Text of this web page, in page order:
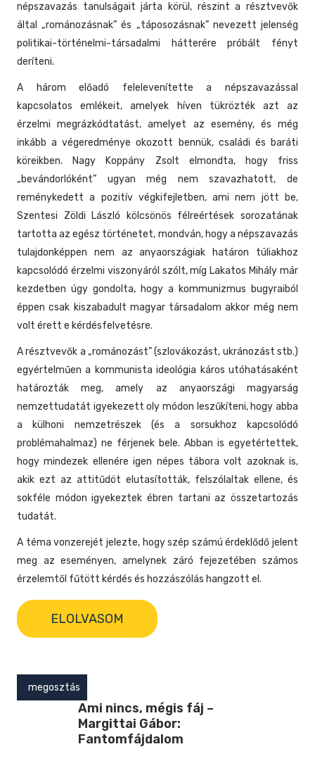
népszavazás tanulságait járta körül, részint a résztvevők
által „románozásnak” és „táposozásnak” nevezett jelenség
politikai-történelmi-társadalmi hátterére próbált fényt
deríteni.
A három előadó felelevenítette a népszavazással
kapcsolatos emlékeit, amelyek híven tükrözték azt az
érzelmi megrázkódtatást, amelyet az esemény, és még
inkább a végeredménye okozott bennük, családi és baráti
köreikben. Nagy Koppány Zsolt elmondta, hogy friss
„bevándorlóként” ugyan még nem szavazhatott, de
reménykedett a pozitív végkifejletben, ami nem jött be,
Szentesi Zöldi László kölcsönös félreértések sorozatának
tartotta az egész történetet, mondván, hogy a népszavazás
tulajdonképpen nem az anyaországiak határon túliakhoz
kapcsolódó érzelmi viszonyáról szólt, míg Lakatos Mihály már
kezdetben úgy gondolta, hogy a kommunizmus bugyraiból
éppen csak kiszabadult magyar társadalom akkor még nem
volt érett e kérdésfelvetésre.
A résztvevők a „románozást” (szlovákozást, ukránozást stb.)
egyértelműen a kommunista ideológia káros utóhatásaként
határozták meg, amely az anyaországi magyarság
nemzettudatát igyekezett oly módon leszűkíteni, hogy abba
a külhoni nemzetrészek (és a sorsukhoz kapcsolódó
problémahalmaz) ne férjenek bele. Abban is egyetértettek,
hogy mindezek ellenére igen népes tábora volt azoknak is,
akik ezt az attitűdöt elutasították, felszólaltak ellene, és
sokféle módon igyekeztek ébren tartani az összetartozás
tudatát.
A téma vonzerejét jelezte, hogy szép számú érdeklődő jelent
meg az eseményen, amelynek záró fejezetében számos
érzelemtől fűtött kérdés és hozzászólás hangzott el.
ELOLVASOM
megosztás
Ami nincs, mégis fáj –
Margittai Gábor:
Fantomfájdalom